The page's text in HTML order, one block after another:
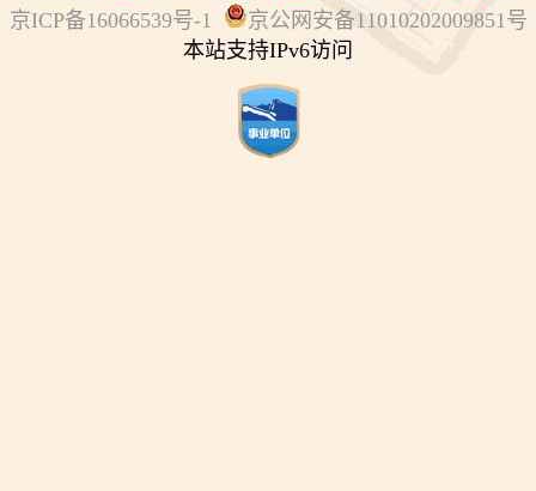
京ICP备16066539号-1
京公网安备11010202009851号
本站支持IPv6访问